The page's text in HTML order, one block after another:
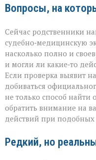
Вопросы, на
Сейчас родственники
судебно‑медицинскую
насколько полно и
и могли ли какие‑то
Если проверка выявит
добиваться
не только способ найти
обратить внимание на
действий при подобных
Редкий, но